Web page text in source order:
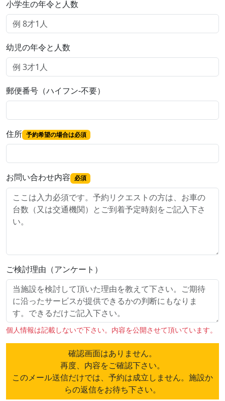
小学生の年令と人数
幼児の年令と人数
郵便番号（ハイフン-不要）
住所 予約希望の場合は必須
お問い合わせ内容 必須
ご検討理由（アンケート）
個人情報は記載しないで下さい。内容を公開させて頂いています。
確認画面はありません。
再度、内容をご確認下さい。
このメール送信だけでは、予約は成立しません。施設か
らの返信をお待ち下さい。